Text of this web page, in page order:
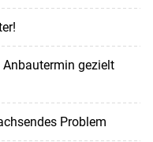
gezielt
Problem